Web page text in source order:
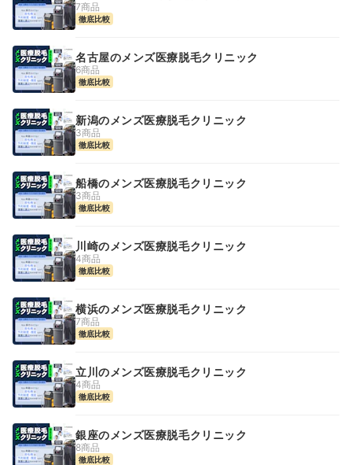
7商品
徹底比較
名古屋のメンズ医療脱毛クリニック
6商品
徹底比較
新潟のメンズ医療脱毛クリニック
3商品
徹底比較
船橋のメンズ医療脱毛クリニック
3商品
徹底比較
川崎のメンズ医療脱毛クリニック
4商品
徹底比較
横浜のメンズ医療脱毛クリニック
7商品
徹底比較
立川のメンズ医療脱毛クリニック
4商品
徹底比較
銀座のメンズ医療脱毛クリニック
8商品
徹底比較